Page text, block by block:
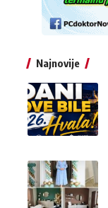
Najnovije